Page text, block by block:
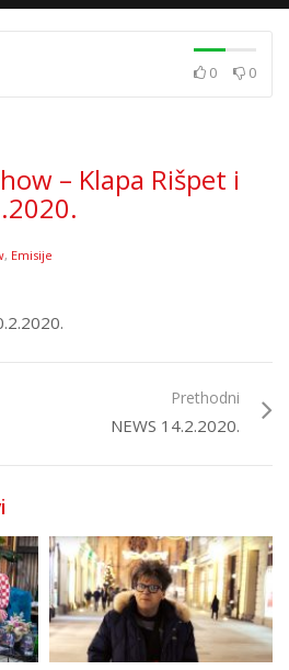
0 0
– Klapa Rišpet i
, Emisije
Prethodni
NEWS 14.2.2020.